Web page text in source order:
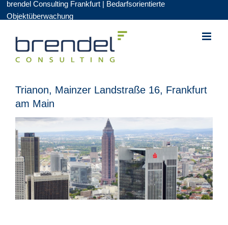
Zum
Inhalt
brendel Consulting Frankfurt | Bedarfsorientierte
Objektüberwachung
Trianon, Mainzer Landstraße 16, Frankfurt
am Main